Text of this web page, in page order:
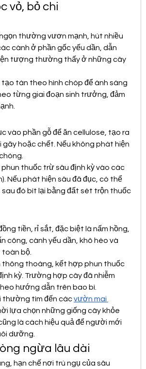
vỏ, bỏ chi
thường vươn mạnh, hút nhiều
cành ở phần gốc yếu dần, dẫn
tượng thường thấy ở những cây
tán theo hình chóp để ánh sáng
từng giai đoạn sinh trưởng, đảm
vào phần gỗ để ăn cellulose, tạo ra
hoặc chết. Nếu không phát hiện
thuốc trừ sâu định kỳ vào các
Nếu phát hiện sâu đã đục, có thể
đó bít lại bằng đất sét trộn thuốc
tiền, rỉ sắt, đặc biệt là nấm hồng,
công, cành yếu dần, khô héo và
toàn bộ.
thông thoáng, kết hợp phun thuốc
kỳ. Trường hợp cây đã nhiễm
hướng dẫn trên bao bì.
thường tìm đến các vườn mai
lựa chọn những giống cây khỏe
là cách hiệu quả để người mới
dưỡng.
ngừa lâu dài
hạn chế nơi trú ngụ của sâu